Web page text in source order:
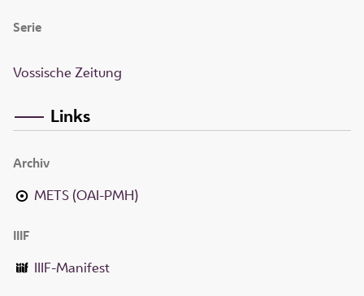
Serie
Vossische Zeitung
Links
Archiv
METS (OAI-PMH)
IIIF
IIIF-Manifest